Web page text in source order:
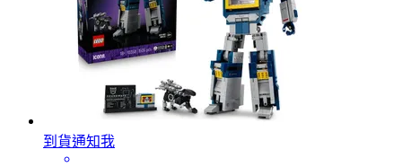
到貨通知我